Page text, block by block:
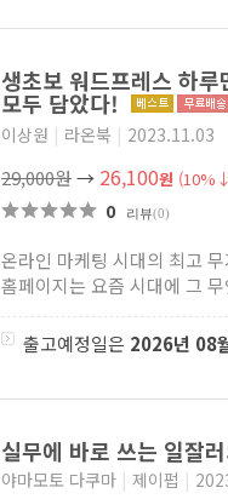
생초보 워드프레스 하
모두 담았다!
이상원 | 라온북 | 2023.11.03
29,000원→ 26,100원
0 리뷰(0)
온라인 마케팅 시대의 최고
홈페이지는 요즘 시대에 그
출고예정일은 2026년 08
실무에 바로 쓰는 일잘
야마모토 다쿠마 | 제이펍 |